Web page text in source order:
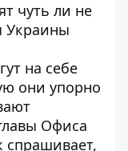
чуть ли не
Украины
на себе
они упорно
Офиса
спрашивает,